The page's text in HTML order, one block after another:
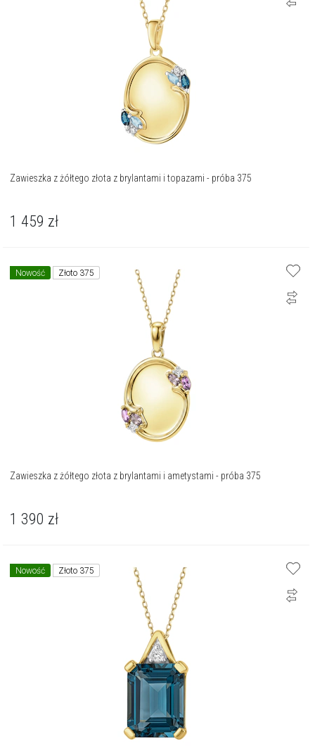
Zawieszka z żółtego złota z brylantami i topazami - próba 375
1 459 zł
Nowość Złoto 375
Zawieszka z żółtego złota z brylantami i ametystami - próba 375
1 390 zł
Nowość Złoto 375